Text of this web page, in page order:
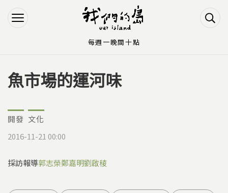
Jump to Navigation
Jump to Main content
您在這裡
魚市場的運河味
開發 文化
2016-11-21 00:00
採訪報導郭志榮鄭嘉明劉啟稜
每週一晚間十點